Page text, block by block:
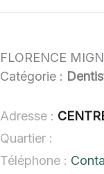
FLORENCE
Catégorie :
Adresse :
Quartier :
Téléphone :